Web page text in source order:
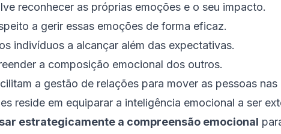
reconhecer as próprias emoções e o seu impacto.
a gerir essas emoções de forma eficaz.
indivíduos a alcançar além das expectativas.
a composição emocional dos outros.
a gestão de relações para mover as pessoas nas
reside em equiparar a inteligência emocional a ser
estrategicamente a compreensão emocional